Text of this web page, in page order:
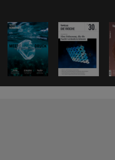
sein,wie ein Team um Brian
Michigan im Fachmagazin
Stattdessen müssen die
mindestens mehrere hundert